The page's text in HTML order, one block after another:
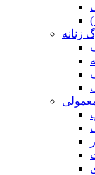
زنانه